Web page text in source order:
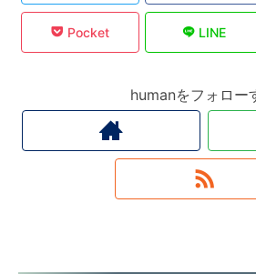
Pocket LINE
humanをフォロー